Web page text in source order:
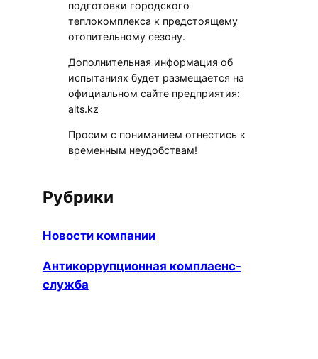
подготовки городского
теплокомплекса к предстоящему
отопительному сезону.
Дополнительная информация об
испытаниях будет размещается на
официальном сайте предприятия:
alts.kz
Просим с пониманием отнестись к
временным неудобствам!
Рубрики
Новости компании
Антикоррупционная комплаенс-
служба